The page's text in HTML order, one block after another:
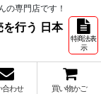
の専門店です！
行う 日本
特商法表
示
合わせ 買い物かご